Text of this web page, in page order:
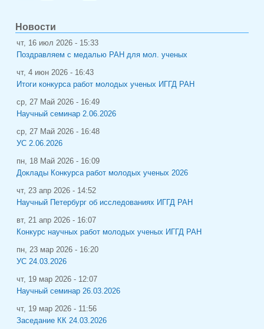
Новости
чт, 16 июл 2026 - 15:33
Поздравляем с медалью РАН для мол. ученых
чт, 4 июн 2026 - 16:43
Итоги конкурса работ молодых ученых ИГГД РАН
ср, 27 Май 2026 - 16:49
Научный семинар 2.06.2026
ср, 27 Май 2026 - 16:48
УС 2.06.2026
пн, 18 Май 2026 - 16:09
Доклады Конкурса работ молодых ученых 2026
чт, 23 апр 2026 - 14:52
Научный Петербург об исследованиях ИГГД РАН
вт, 21 апр 2026 - 16:07
Конкурс научных работ молодых ученых ИГГД РАН
пн, 23 мар 2026 - 16:20
УС 24.03.2026
чт, 19 мар 2026 - 12:07
Научный семинар 26.03.2026
чт, 19 мар 2026 - 11:56
Заседание КК 24.03.2026